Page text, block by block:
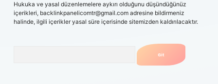
Hukuka ve yasal düzenlemelere aykırı olduğunu düşündüğünüz
içerikleri, backlinkpanelicomtr@gmail.com adresine bildirmeniz
halinde, ilgili içerikler yasal süre içerisinde sitemizden kaldırılacaktır.